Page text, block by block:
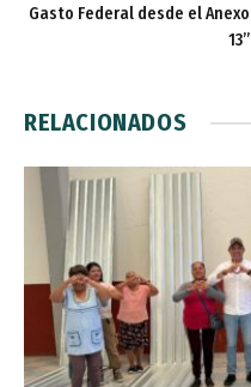
Gasto Federal desde el Anexo
13”
RELACIONADOS